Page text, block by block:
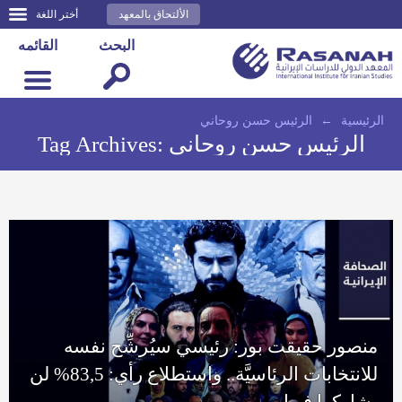
أختر اللغة الألتحاق بالمعهد
القائمه البحث
الرئيسية ← الرئيس حسن روحاني
Tag Archives: الرئيس حسن روحاني
منصور حقيقت بور: رئيسي سيُرشِّح نفسه
للانتخابات الرئاسيَّة.. واستطلاع رأي: 83,5% لن